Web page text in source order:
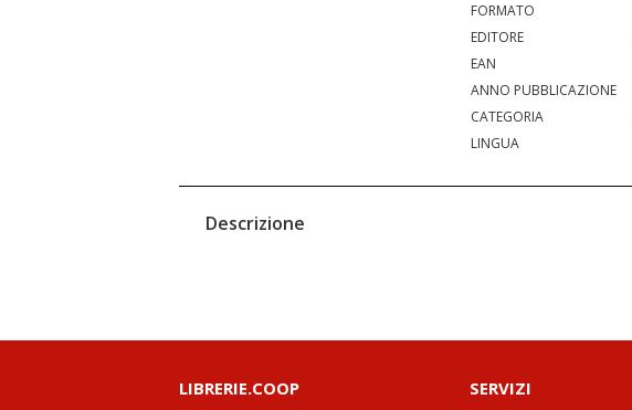
FORMATO
EDITORE
EAN
ANNO PUBBLICAZIONE
CATEGORIA
LINGUA
Descrizione
LIBRERIE.COOP SERVIZI